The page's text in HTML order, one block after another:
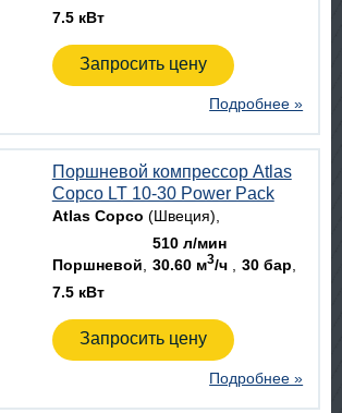
7.5 кВт
Запросить цену
Подробнее »
Поршневой компрессор Atlas
Copco LT 10-30 Power Pack
Atlas Copco (Швеция)
Поршневой
510 л/мин
30.60 м3/ч
30 бар
7.5 кВт
Запросить цену
Подробнее »